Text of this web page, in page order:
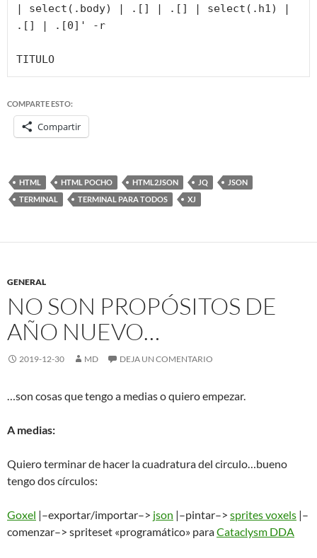
| select(.body) | .[] | .[] | select(.h1) |
.[] | .[0]' -r
TITULO
COMPARTE ESTO:
Compartir
HTML HTML POCHO HTML2JSON JQ
JSON
TERMINAL
TERMINAL PARA TODOS XJ
GENERAL
NO SON PROPÓSITOS DE
AÑO NUEVO…
2019-12-30 MD DEJA UN COMENTARIO
…son cosas que tengo a medias o quiero empezar.
A medias:
Quiero terminar de hacer la cuadratura del circulo…bueno
tengo dos círculos:
Goxel |–exportar/importar–> json |–pintar–> sprites voxels |–
comenzar–> spriteset «programático» paraCataclysm DDA